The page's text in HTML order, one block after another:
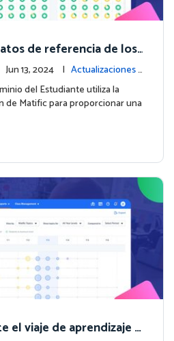
de referencia de los
Informe de Domi
| Jun 13, 2024 | Actualizaciones
del Estudiante utiliza la
Matific para proporcionar una
el viaje de aprendizaje d